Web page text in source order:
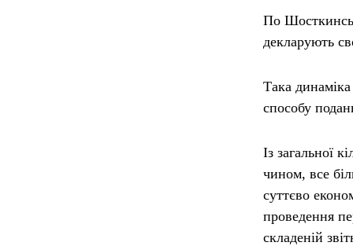
По
декларують
Така динаміка
способу
Із загальної
чином, все
суттєво
проведення
складеній